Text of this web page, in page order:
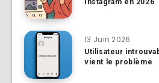
Instagram en 2026
13 Juin 2026
Utilisateur
vient le problème